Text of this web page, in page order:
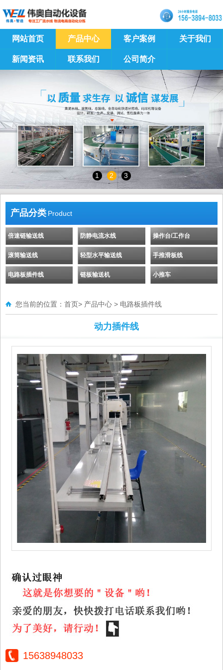
网站首页 产品中心 客户案例 关于我们
新闻资讯 联系我们 公司简介
1 2 3
产品分类 Product
倍速链输送线 防静电流水线 操作台/工作台
滚筒输送线 轻型水平输送线 手推滑板线
电路板插件线 链板输送机 小推车
您当前的位置： 首页> 产品中心 > 电路板插件线
动力插件线
15638948033